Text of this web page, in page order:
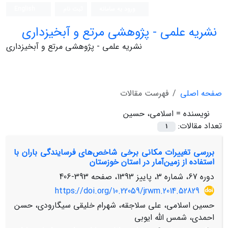
نشریه علمی - پژوهشی مرتع و آبخیزداری
نشریه علمی - پژوهشی مرتع و آبخیزداری
صفحه اصلی
فهرست مقالات
نویسنده = اسلامی، حسین
تعداد مقالات:
1
بررسی تغییرات مکانی برخی شاخص‌های فرسایندگی باران با
استفاده از زمین‌آمار در استان خوزستان
دوره 67، شماره 3، پاییز 1393، صفحه
393-406
https://doi.org/10.22059/jrwm.2014.52829
حسین اسلامی، علی سلاجقه، شهرام خلیقی سیگارودی، حسن
احمدی، شمس الله ایوبی